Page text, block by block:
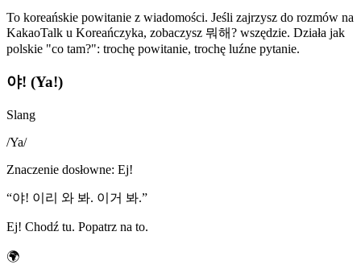
To koreańskie powitanie z wiadomości. Jeśli zajrzysz do rozmów na
KakaoTalk u Koreańczyka, zobaczysz 뭐해? wszędzie. Działa jak
polskie "co tam?": trochę powitanie, trochę luźne pytanie.
야! (Ya!)
Slang
/Ya/
Znaczenie dosłowne: Ej!
“야! 이리 와 봐. 이거 봐.”
Ej! Chodź tu. Popatrz na to.
🌍